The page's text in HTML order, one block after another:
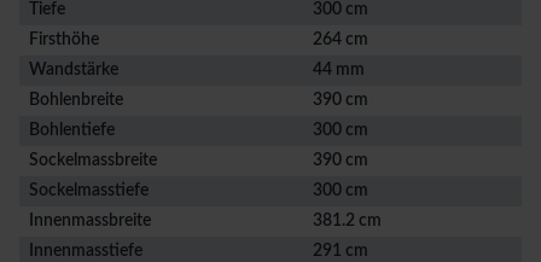
Tiefe
300 cm
Firsthöhe
264 cm
Wandstärke
44 mm
Bohlenbreite
390 cm
Bohlentiefe
300 cm
Sockelmassbreite
390 cm
Sockelmasstiefe
300 cm
Innenmassbreite
381.2 cm
Innenmasstiefe
291 cm